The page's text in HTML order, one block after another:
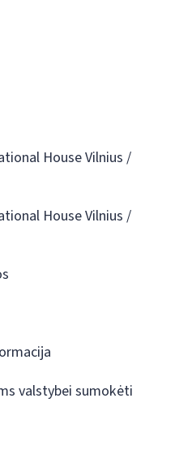
House Vilnius /
House Vilnius /
valstybei sumokėti